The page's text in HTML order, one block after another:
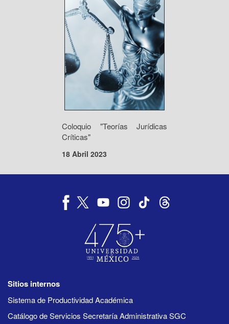
Coloquio "Teorías Jurídicas
Críticas"
18 Abril 2023
Sitios internos
Sistema de Productividad Académica
Catálogo de Servicios Secretaría Administrativa SGC